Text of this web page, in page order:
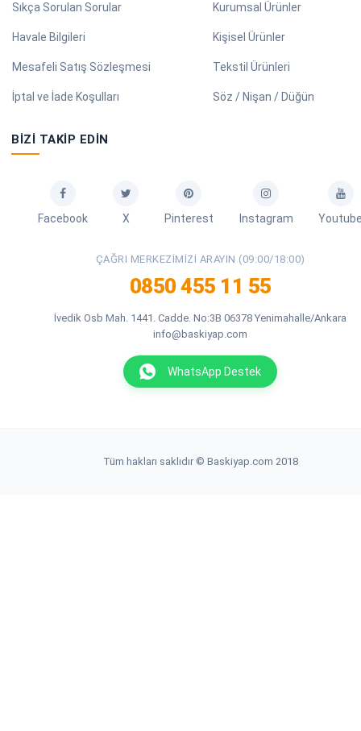
Sıkça Sorulan Sorular
Havale Bilgileri
Mesafeli Satış Sözleşmesi
İptal ve İade Koşulları
Kurumsal Ürünler
Kişisel Ürünler
Tekstil Ürünleri
Söz / Nişan / Düğün
BIZI TAKIP EDIN
Facebook X Pinterest Instagram
ÇAĞRI MERKEZIMIZI ARAYIN (09:00/18:00)
0850 455 11 55
İvedik Osb Mah. 1441. Cadde. No:3B 06378 Yenimahalle/Ankara
info@baskiyap.com
WhatsApp Destek
Tüm hakları saklıdır © Baskiyap.com 2018